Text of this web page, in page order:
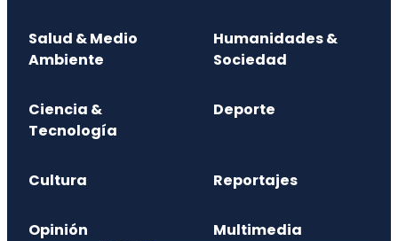
Salud & Medio
Ambiente
Humanidades &
Sociedad
Ciencia &
Tecnología
Deporte
Cultura Reportajes
Opinión Multimedia